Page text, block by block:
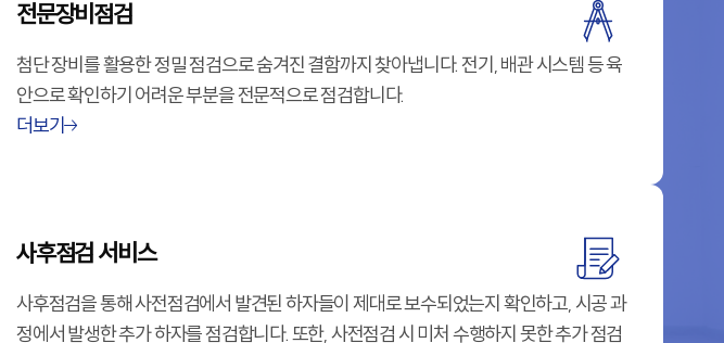
전문장비점검
첨단 장비를 활용한 정밀 점검으로 숨겨진 결함까지 찾아냅니다. 전기, 배관 시스템 등 육
안으로 확인하기 어려운 부분을 전문적으로 점검합니다.
더보기
사후점검 서비스
사후점검을 통해 사전점검에서 발견된 하자들이 제대로 보수되었는지 확인하고, 시공 과
정에서 발생한 추가 하자를 점검합니다. 또한, 사전점검 시 미처 수행하지 못한 추가 점검
대전역센트로
접수완
상서대전역센트로 손*** 26 - 07 - 15
상서대전역센트로
상서대전 센트로